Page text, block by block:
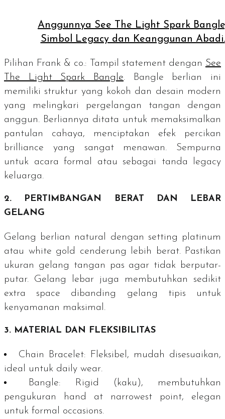
Anggunnya See The Light Spark
Simbol Legacy dan Keanggunan Abadi.
Pilihan Frank & co.: Tampil statement dengan See
The Light Spark Bangle. Bangle berlian ini
memiliki struktur yang kokoh dan desain modern
yang melingkari pergelangan tangan dengan
anggun. Berliannya ditata untuk memaksimalkan
pantulan cahaya, menciptakan efek percikan
brilliance yang sangat menawan. Sempurna
untuk acara formal atau sebagai tanda
legacy
keluarga.
2. PERTIMBANGAN BERAT DAN LEBAR
GELANG
Gelang berlian natural dengan setting platinum
atau white gold
cenderung lebih berat. Pastikan
ukuran gelang tangan pas agar tidak berputar-
putar. Gelang lebar juga membutuhkan sedikit
extra space dibanding gelang tipis untuk
kenyamanan maksimal.
3. MATERIAL DAN FLEKSIBILITAS
Chain Bracelet: Fleksibel, mudah disesuaikan,
ideal untuk daily wear.
Bangle: Rigid
(kaku), membutuhkan
pengukuran
hand at narrowest point, elegan
untuk formal occasions.